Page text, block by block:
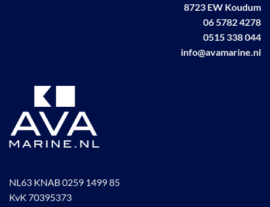
8723 EW Koudum
06 5782 4278
0515 338 044
info@avamarine.nl
NL63 KNAB 0259 1499 85
KvK 70395373